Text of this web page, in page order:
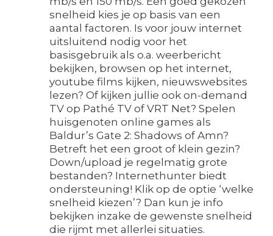
snelheid kies je op basis van een
aantal factoren. Is voor jouw internet
uitsluitend nodig voor het
basisgebruik als o.a. weerbericht
bekijken, browsen op het internet,
youtube films kijken, nieuwswebsites
lezen? Of kijken jullie ook on-demand
TV op Pathé TV of VRT Net? Spelen
huisgenoten online games als
Baldur’s Gate 2: Shadows of Amn?
Betreft het een groot of klein gezin?
Down/upload je regelmatig grote
bestanden? Internethunter biedt
ondersteuning! Klik op de optie ‘welke
snelheid kiezen’? Dan kun je info
bekijken inzake de gewenste snelheid
die rijmt met allerlei situaties.